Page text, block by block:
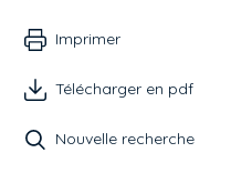
Imprimer
Télécharger en pdf
Nouvelle recherche